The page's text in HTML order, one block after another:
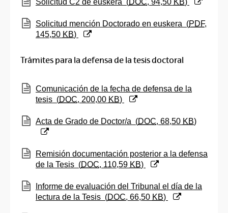
(Abre una nueva ventana)
Solicitud mención Doctorado en euskera (PDF,
145,50 KB)
Trámites para la defensa de la tesis doctoral
(Abre una nueva ventana)
Comunicación de la fecha de defensa de la
tesis (DOC, 200,00 KB)
(Abre una nueva ventana)
Acta de Grado de Doctor/a (DOC, 68,50 KB)
(Abre una nueva ventana)
Remisión documentación posterior a la defensa
de la Tesis (DOC, 110,59 KB)
(Abre una nueva ventana)
Informe de evaluación del Tribunal el día de la
lectura de la Tesis (DOC, 66,50 KB)